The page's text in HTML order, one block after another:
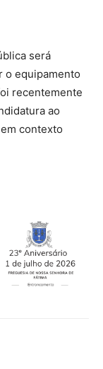
será
o equipamento
recentemente
ao
contexto